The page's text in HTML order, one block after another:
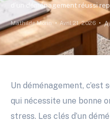
d’un déménagement réussi
Mathilde Morin Avril 21, 2026
Un déménagement,
qui nécessite une bonne
stress. Les clés d’un